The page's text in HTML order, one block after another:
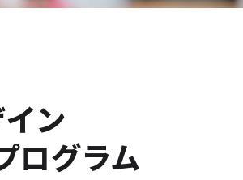
ン
ログラム